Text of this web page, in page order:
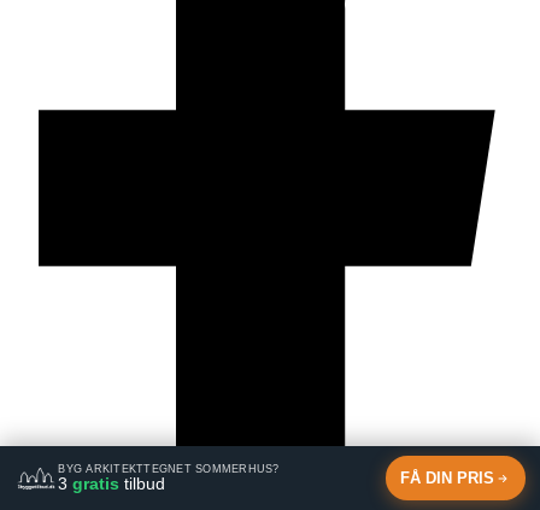
BYG ARKITEKTTEGNET SOMMERHUS?
3gratis tilbud FÅ DIN PRIS